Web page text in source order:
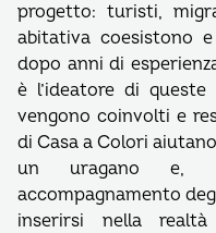
progetto: turisti,
abitativa coesistono
dopo anni di
è l’ideatore di
vengono coinvolti e
di Casa a Colori
un uragano e,
accompagnamento
inserirsi nella